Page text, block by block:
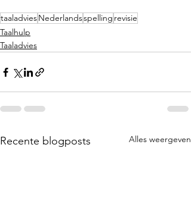
taaladviesNederlandsspelling revisie
Taalhulp
Taaladvies
Recente blogposts Alles weergeven